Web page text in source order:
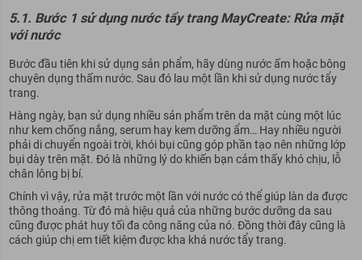
5.1. Bước 1 sử dụng nước tẩy trang MayCreate: Rửa mặt
với nước
Bước đầu tiên khi sử dụng sản phẩm, hãy dùng nước ấm hoặc bông
chuyên dụng thấm nước. Sau đó lau một lần khi sử dụng nước tẩy
trang.
Hàng ngày, bạn sử dụng nhiều sản phẩm trên da mặt cùng một lúc
như kem chống nắng, serum hay kem dưỡng ẩm… Hay nhiều người
phải di chuyển ngoài trời, khói bụi cũng góp phần tạo nên những lớp
bụi dày trên mặt. Đó là những lý do khiến bạn cảm thấy khó chịu, lỗ
chân lông bị bí.
Chính vì vậy, rửa mặt trước một lần với nước có thể giúp làn da được
thông thoáng. Từ đó mà hiệu quả của những bước dưỡng da sau
cũng được phát huy tối đa công năng của nó. Đồng thời đây cũng là
cách giúp chị em tiết kiệm được kha khá nước tẩy trang.